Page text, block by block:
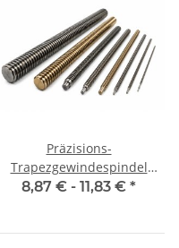
Präzisions-
Trapezgewindespindel
TR12x3 rechts, je m ±2mm
8,87 € - 11,83 € *